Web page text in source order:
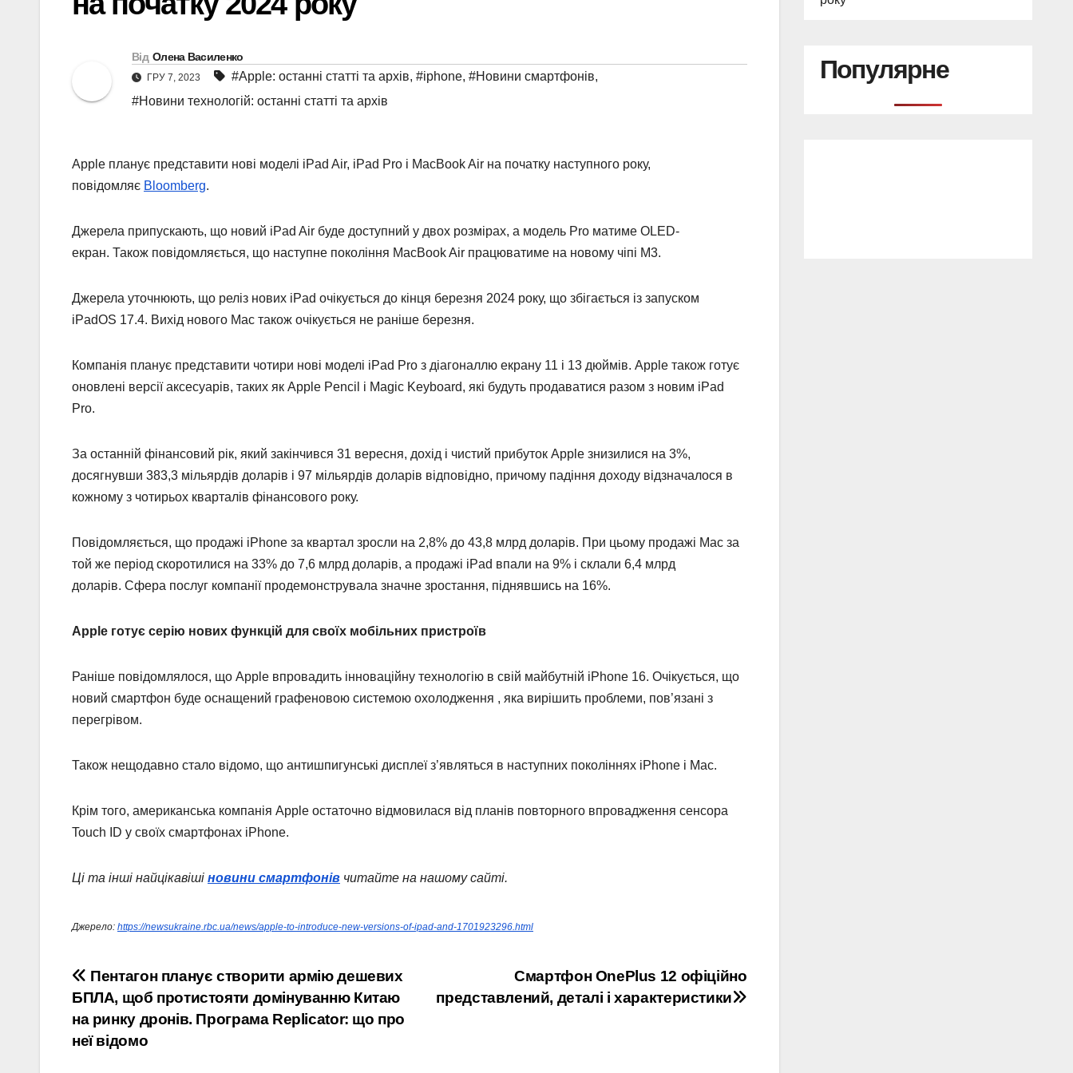
Від Олена Василенко
ГРУ 7, 2023 #Apple: останні статті та архів, #iphone, #Новини смартфонів,
#Новини технологій: останні статті та архів
Apple планує представити нові моделі iPad Air, iPad Pro і MacBook Air на початку наступного року,
повідомляє Bloomberg.
Джерела припускають, що новий iPad Air буде доступний у двох розмірах, а модель Pro матиме OLED-
екран. Також повідомляється, що наступне покоління MacBook Air працюватиме на новому чіпі M3.
Джерела уточнюють, що реліз нових iPad очікується до кінця березня 2024 року, що збігається із запуском
iPadOS 17.4. Вихід нового Mac також очікується не раніше березня.
Компанія планує представити чотири нові моделі iPad Pro з діагоналлю екрану 11 і 13 дюймів. Apple також готує
оновлені версії аксесуарів, таких як Apple Pencil і Magic Keyboard, які будуть продаватися разом з новим iPad
Pro.
За останній фінансовий рік, який закінчився 31 вересня, дохід і чистий прибуток Apple знизилися на 3%,
досягнувши 383,3 мільярдів доларів і 97 мільярдів доларів відповідно, причому падіння доходу відзначалося в
кожному з чотирьох кварталів фінансового року.
Повідомляється, що продажі iPhone за квартал зросли на 2,8% до 43,8 млрд доларів. При цьому продажі Mac за
той же період скоротилися на 33% до 7,6 млрд доларів, а продажі iPad впали на 9% і склали 6,4 млрд
доларів. Сфера послуг компанії продемонструвала значне зростання, піднявшись на 16%.
Apple готує серію нових функцій для своїх мобільних пристроїв
Раніше повідомлялося, що Apple впровадить інноваційну технологію в свій майбутній iPhone 16. Очікується, що
новий смартфон буде оснащений графеновою системою охолодження , яка вирішить проблеми, пов’язані з
перегрівом.
Також нещодавно стало відомо, що антишпигунські дисплеї з’являться в наступних поколіннях iPhone і Mac.
Крім того, американська компанія Apple остаточно відмовилася від планів повторного впровадження сенсора
Touch ID у своїх смартфонах iPhone.
Ці та інші найцікавіші новини смартфонів читайте на нашому сайті.
Джерело: https://newsukraine.rbc.ua/news/apple-to-introduce-new-versions-of-ipad-and-1701923296.html
Навігація
записів
Смартфон OnePlus 12 офіційно
представлений, деталі і характеристики
Пентагон планує створити армію дешевих
БПЛА, щоб протистояти домінуванню Китаю
на ринку дронів. Програма Replicator: що про
неї відомо
Популярне